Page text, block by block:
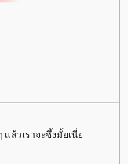
แล้วเราจะซึ้งมั้ยเนี่